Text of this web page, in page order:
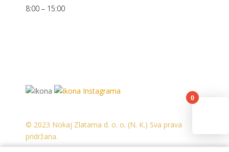
8:00 – 15:00
© 2023 Nokaj Zlatarna d. o. o. (N. K.) Sva prava
pridržana.
0